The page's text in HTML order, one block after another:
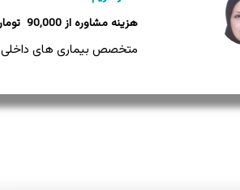
90,000
متخصص بیماری های داخلی